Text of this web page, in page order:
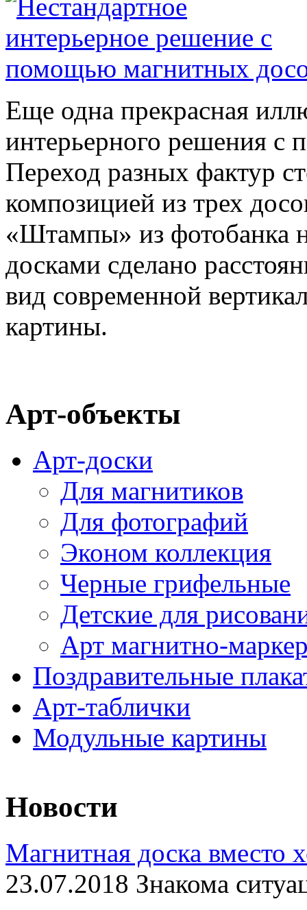
Еще одна прекрасная
интерьерного решения
Переход разных фактур
композицией из трех
«Штампы» из фотобанка
досками сделано
вид современной
картины.
Арт-объекты
Арт-доски
Для магнитиков
Для фотографий
Эконом коллекция
Черные грифельные
Детские для
Арт магнитно-
Поздравительные
Арт-таблички
Модульные картины
Новости
Магнитная доска вместо
23.07.2018 Знакома